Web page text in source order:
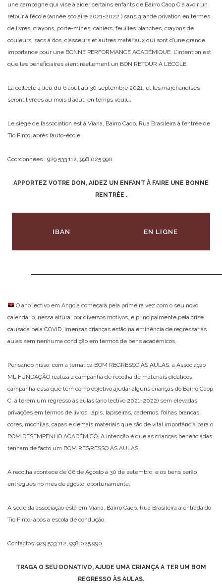
une campagne qui vise à aider certains enfants de Bairro Caop C à avoir un
retour à l’école (année scolaire 2021-2022 ) sans grande privation en termes
de livres, crayons, porte-mines, cahiers, feuilles blanches, crayons de
couleurs, sacs à dos, classeurs et autres matériaux qui sont d’une grande
importance pour une BONNE PERFORMANCE ACADÉMIQUE. L’intention est
que les bénéficiaires aient réellement un BON RETOUR À L’ÉCOLE.
La collecte a lieu du 6 août au 30 septembre 2021, et les marchandises
seront livrées au mois d’août, en temps voulu.
Le siège de l’association est à Viana, Bairro Caop, Rua Brasileira à l’entrée de
Tio Pinto, après l’auto-école.
Coordonnées : 929 533 112, 998 025 990
APPORTEZ VOTRE DON, AIDEZ UN ENFANT À FAIRE UNE BONNE
RENTRÉE .
IBAN EN LIGNE
O ano lectivo em Angola começará pela primeira vez com o seu novo
calendário, nessa altura, por diversos motivos, e principalmente pela crise
causada pela COVID, imensas crianças estão na eminência de regressar às
aulas sem nenhuma condição em termos de bens académicos.
Pensando nisso, com a temática BOM REGRESSO ÀS AULAS, a Associação
ML FUNDAÇÃO realiza a campanha de recolha de materiais didáticos,
campanha essa que tem como objetivo ajudar alguns crianças do Bairro Caop
C, a terem um regresso às aulas (ano lectivo 2021-2022) sem elevadas
privações em termos de livros, lápis, lapiseiras, cadernos, folhas brancas,
cores, mochilas, capas e demais materiais que são de vital importância para o
BOM DESEMPENHO ACADÉMICO. A intenção é que as crianças beneficiadas
tenham de facto um BOM REGRESSO ÀS AULAS.
A recolha acontece de 06 de Agosto à 30 de setembro, e os bens serão
entregues no mês de agosto, oportunamente.
A sede da associação está em Viana, Bairro Caop, Rua Brasileira à entrada do
Tio Pinto, após a escola de condução.
Contactos: 929 533 112, 998 025 990
TRAGA O SEU DONATIVO, AJUDE UMA CRIANÇA A TER UM BOM
REGRESSO ÀS AULAS.